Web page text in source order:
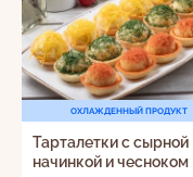
ОХЛАЖДЕННЫЙ ПРОДУКТ
Тарталетки с сырной
начинкой и чесноком